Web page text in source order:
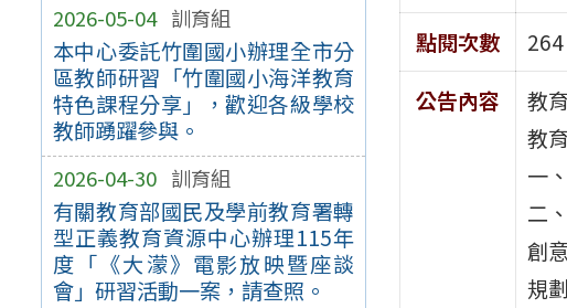
2026-05-04 訓育組
本中心委託竹圍國小辦理全市分
區教師研習「竹圍國小海洋教育
特色課程分享」，歡迎各級學校
教師踴躍參與。
2026-04-30 訓育組
有關教育部國民及學前教育署轉
型正義教育資源中心辦理115年
度「《大濛》電影放映暨座談
會」研習活動一案，請查照。
點閱次數
264
公告內容
教
教
一
二
創
規